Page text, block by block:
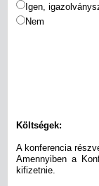
Igen,
Nem
Költségek:
A konferencia
Amennyiben a
kifizetnie.